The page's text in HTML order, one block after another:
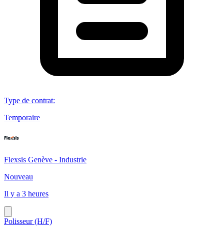
Type de contrat:
Temporaire
Flexsis Genève - Industrie
Nouveau
Il y a 3 heures
Polisseur (H/F)